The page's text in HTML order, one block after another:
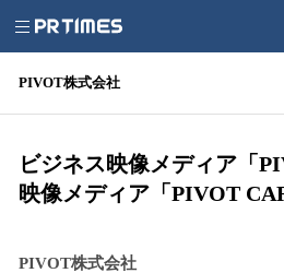
PIVOT株式会社
ビジネス映像メディア「
映像メディア「PIVOT
PIVOT株式会社